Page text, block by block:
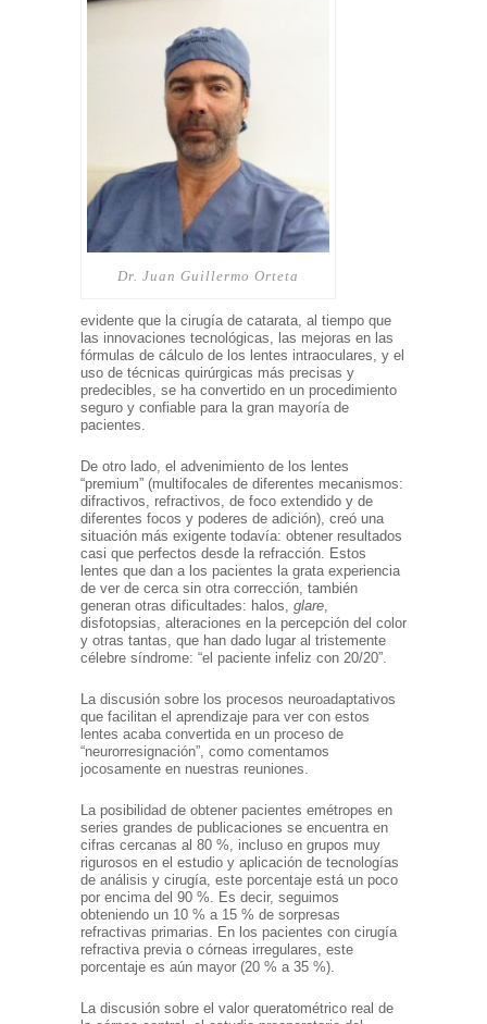
Dr. Juan Guillermo Orteta
evidente que la cirugía de catarata, al tiempo que
las innovaciones tecnológicas, las mejoras en las
fórmulas de cálculo de los lentes intraoculares, y el
uso de técnicas quirúrgicas más precisas y
predecibles, se ha convertido en un procedimiento
seguro y confiable para la gran mayoría de
pacientes.
De otro lado, el advenimiento de los lentes
“premium” (multifocales de diferentes mecanismos:
difractivos, refractivos, de foco extendido y de
diferentes focos y poderes de adición), creó una
situación más exigente todavía: obtener resultados
casi que perfectos desde la refracción. Estos
lentes que dan a los pacientes la grata experiencia
de ver de cerca sin otra corrección, también
generan otras dificultades: halos, glare
disfotopsias, alteraciones en la percepción del color
y otras tantas, que han dado lugar al tristemente
célebre síndrome: “el paciente infeliz con 20/20”.
La discusión sobre los procesos neuroadaptativos
que facilitan el aprendizaje para ver con estos
lentes acaba convertida en un proceso de
“neurorresignación”, como comentamos
jocosamente en nuestras reuniones.
La posibilidad de obtener pacientes emétropes en
series grandes de publicaciones se encuentra en
cifras cercanas al 80 %, incluso en grupos muy
rigurosos en el estudio y aplicación de tecnologías
de análisis y cirugía, este porcentaje está un poco
por encima del 90 %. Es decir, seguimos
obteniendo un 10 % a 15 % de sorpresas
refractivas primarias. En los pacientes con cirugía
refractiva previa o córneas irregulares, este
porcentaje es aún mayor (20 % a 35 %).
La discusión sobre el valor queratométrico real de